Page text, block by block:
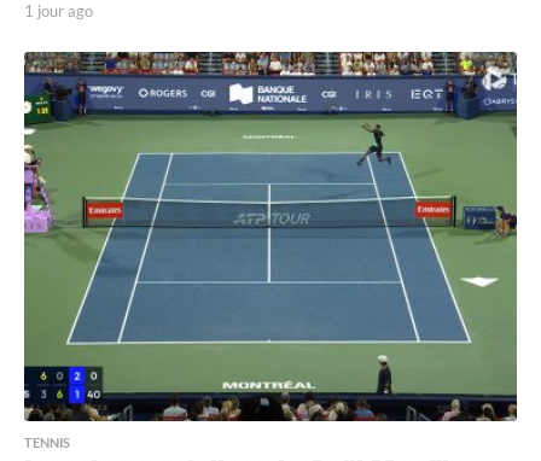
1 jour ago
o
u
r
a
TENNIS